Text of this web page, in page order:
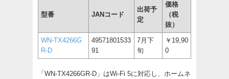
型番 JANコード
出荷予
定
価格
（税
抜）
WN-TX4266G
R-D
49571801533
91
7月下
旬
￥19,90
0
「WN-TX4266GR-D」はWi-Fi 5に対応し、ホームネ